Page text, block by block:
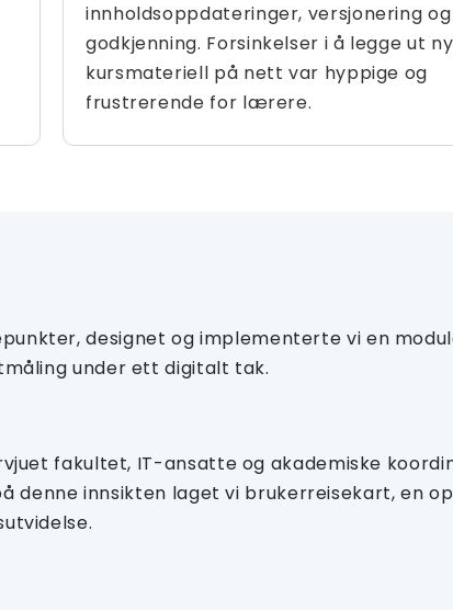
innholdsoppdateringer, versjonering og
godkjenning. Forsinkelser i å legge ut
kursmateriell på nett var hyppige og
frustrerende for lærere.
designet og implementerte vi en
under ett digitalt tak.
fakultet, IT-ansatte og akademiske
denne innsikten laget vi brukerreisekart,